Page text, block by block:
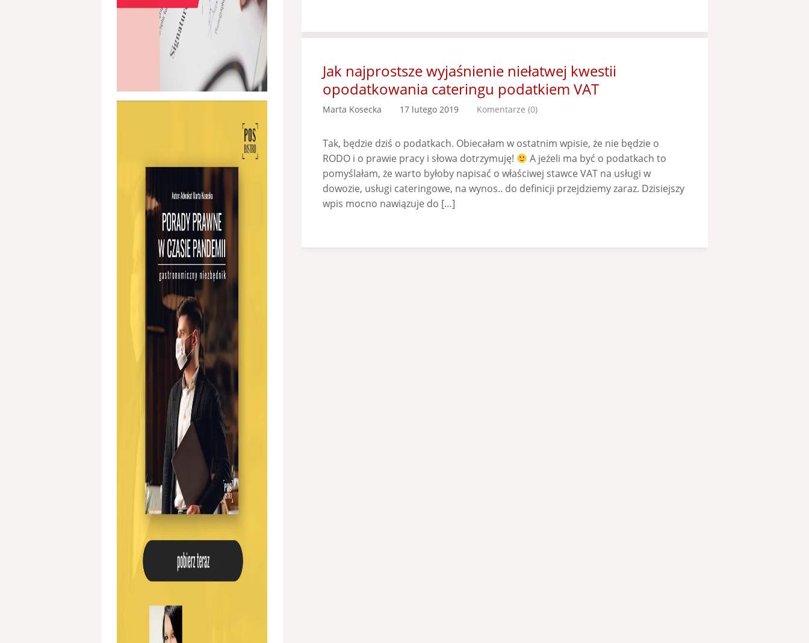
Jak najprostsze wyjaśnienie niełatwej kwestii
opodatkowania cateringu podatkiem VAT
Marta Kosecka 17 lutego 2019 Komentarze (0)
Tak, będzie dziś o podatkach. Obiecałam w ostatnim wpisie, że nie będzie o
RODO i o prawie pracy i słowa dotrzymuję!
A jeżeli ma być o podatkach to
pomyślałam, że warto byłoby napisać o właściwej stawce VAT na usługi w
dowozie, usługi cateringowe, na wynos.. do definicji przejdziemy zaraz. Dzisiejszy
wpis mocno nawiązuje do […]